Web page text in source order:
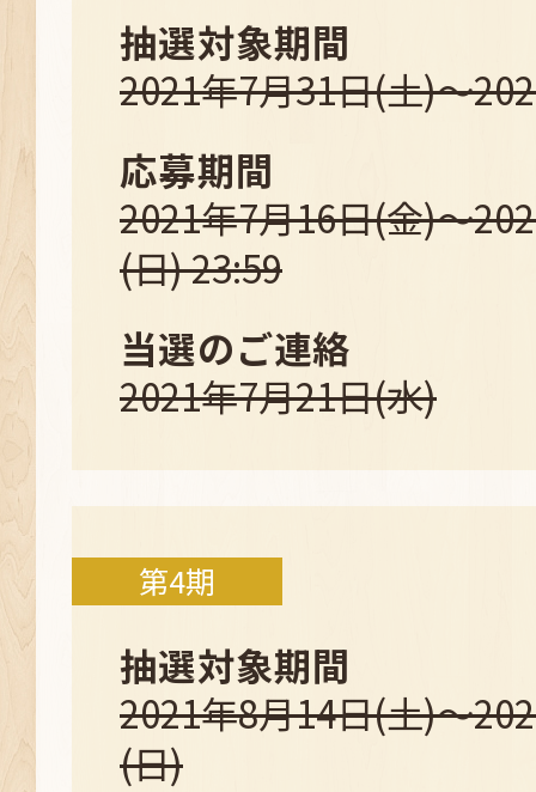
抽選対象期間
2021年7月31日(土)～
応募期間
2021年7月16日(金)～
(日) 23:59
当選のご連絡
2021年7月21日(水)
第4期
抽選対象期間
2021年8月14日(土)～
(日)